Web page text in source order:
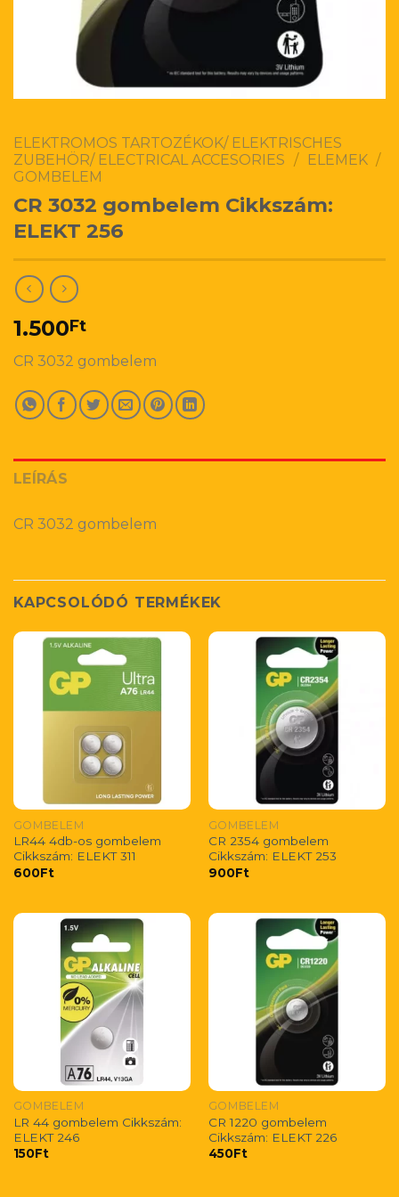
ELEKTROMOS TARTOZÉKOK/ ELEKTRISCHES
ZUBEHÖR/ ELECTRICAL ACCESORIES / ELEMEK /
GOMBELEM
CR 3032 gombelem Cikkszám:
ELEKT 256
1.500Ft
CR 3032 gombelem
LEÍRÁS
CR 3032 gombelem
KAPCSOLÓDÓ TERMÉKEK
GOMBELEM
LR44 4db-os gombelem
Cikkszám: ELEKT 311
600Ft
GOMBELEM
CR 2354 gombelem
Cikkszám: ELEKT 253
900Ft
GOMBELEM
LR 44 gombelem Cikkszám:
ELEKT 246
150Ft
GOMBELEM
CR 1220 gombelem
Cikkszám: ELEKT 226
450Ft